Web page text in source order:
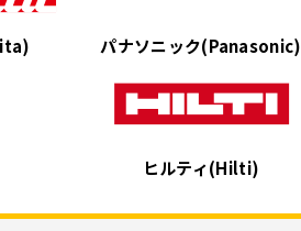
パナソニック(Panasonic)
ヒルティ(Hilti)